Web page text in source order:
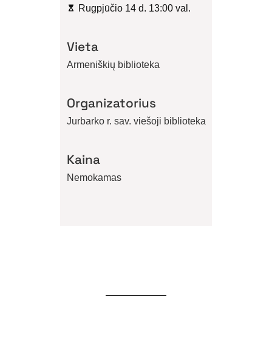
Rugpjūčio 14 d. 13:00 val.
Vieta
Armeniškių biblioteka
Organizatorius
Jurbarko r. sav. viešoji biblioteka
Kaina
Nemokamas